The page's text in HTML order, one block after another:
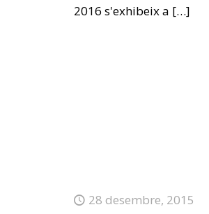
2016 s'exhibeix a […]
28 desembre, 2015